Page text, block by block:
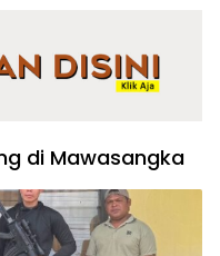
di Mawasangka